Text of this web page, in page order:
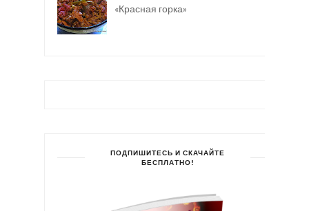
«Красная горка»
ПОДПИШИТЕСЬ И СКАЧАЙТЕ
БЕСПЛАТНО!